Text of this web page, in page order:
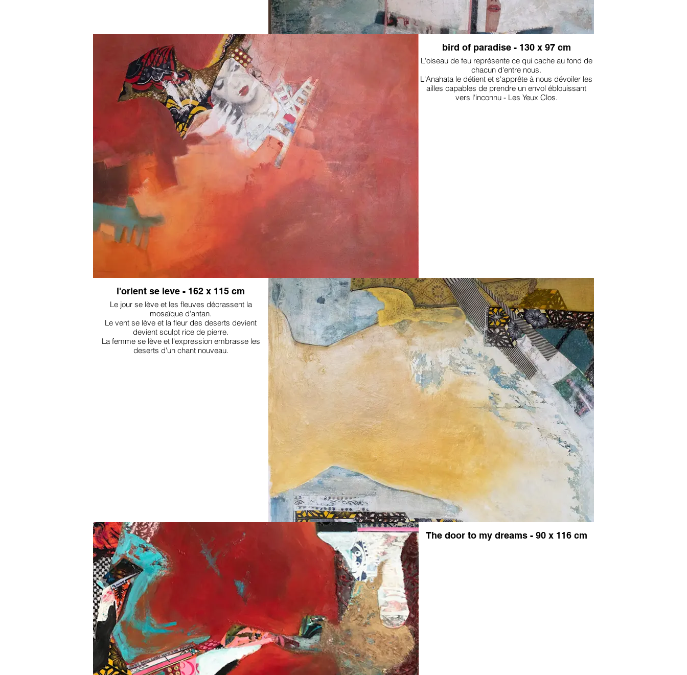
bird of paradise - 130 x 97 cm
L'oiseau de feu représente ce qui cache au fond de
chacun d'entre nous.
L'Anahata le détient et s'apprête à nous dévoiler les
ailles capables de prendre un envol éblouissant
vers l'inconnu - Les Yeux Clos.
l'orient se leve - 162 x 115 cm
Le jour se lève et les fleuves décrassent la
mosaïque d'antan.
Le vent se lève et la fleur des deserts devient
devient sculpt rice de pierre.
La femme se lève et l'expression embrasse les
deserts d'un chant nouveau.
The door to my dreams - 90 x 116 cm